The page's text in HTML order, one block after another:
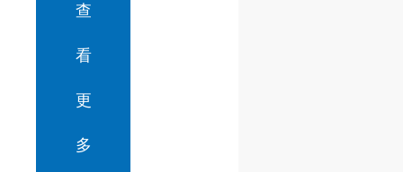
查
看
更
多